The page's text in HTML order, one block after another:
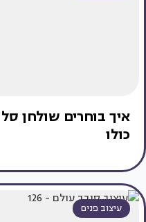
איך בוחרים שולחן
כולו
עיצוב פנים